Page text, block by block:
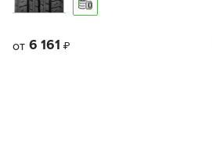
от 6 161 ₽